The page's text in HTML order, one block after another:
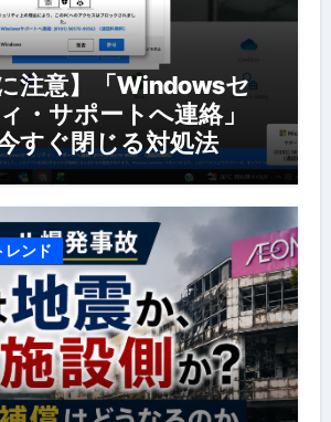
に注意】「Windowsセ
・サポートへ連絡」
すぐ閉じる対処法
レンド